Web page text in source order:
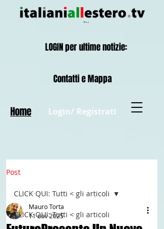
Login/ Registrati
Contatti e Mappa
Home
LOGIN per ultime notizie:
Post
CLICK QUI: Tutti < gli articoli
CLICK QUI: Tutti < gli articoli
Mauro Torta
11 nov 2025